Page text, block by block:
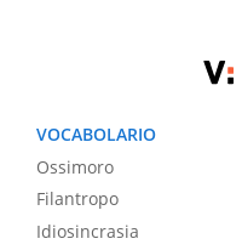
VOCABOLARIO
Ossimoro
Filantropo
Idiosincrasia